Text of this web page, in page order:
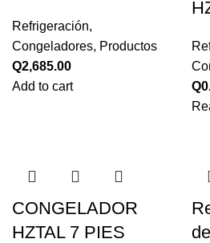
Refrigeración,
Congeladores, Productos
Q2,685.00
Add to cart
Q
CONGELADOR
HZTAL 7 PIES